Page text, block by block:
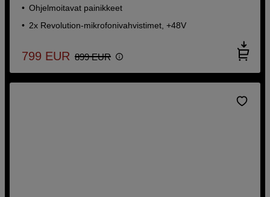
Ohjelmoitavat painikkeet
2x Revolution-mikrofonivahvistimet, +48V
799 EUR 899 EUR